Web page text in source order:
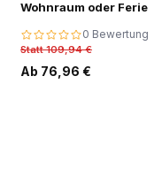
Wohnraum oder
0 Bewertungen
Statt 109,94 €
Ab 76,96 €